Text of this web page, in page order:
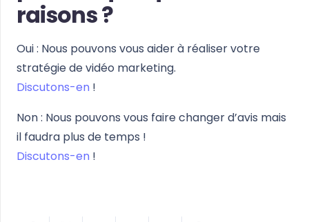
raisons ?
Oui : Nous pouvons vous aider à réaliser votre
stratégie de vidéo marketing.
Discutons-en !
Non : Nous pouvons vous faire changer d’avis mais
il faudra plus de temps !
Discutons-en !